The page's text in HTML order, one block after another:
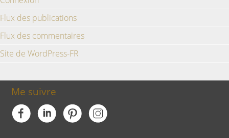
Flux des publications
Flux des commentaires
Site de WordPress-FR
Me suivre